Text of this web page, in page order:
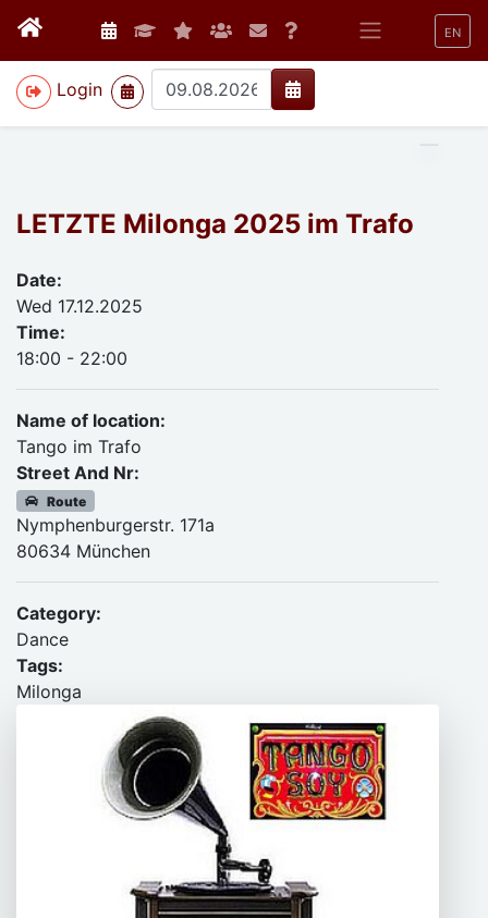
EN
Login
>
LETZTE Milonga 2025 im Trafo
Date:
Wed 17.12.2025
Time:
18:00 - 22:00
Name of location:
Tango im Trafo
Street And Nr:
Route
Nymphenburgerstr. 171a
80634 München
Category:
Dance
Tags:
Milonga